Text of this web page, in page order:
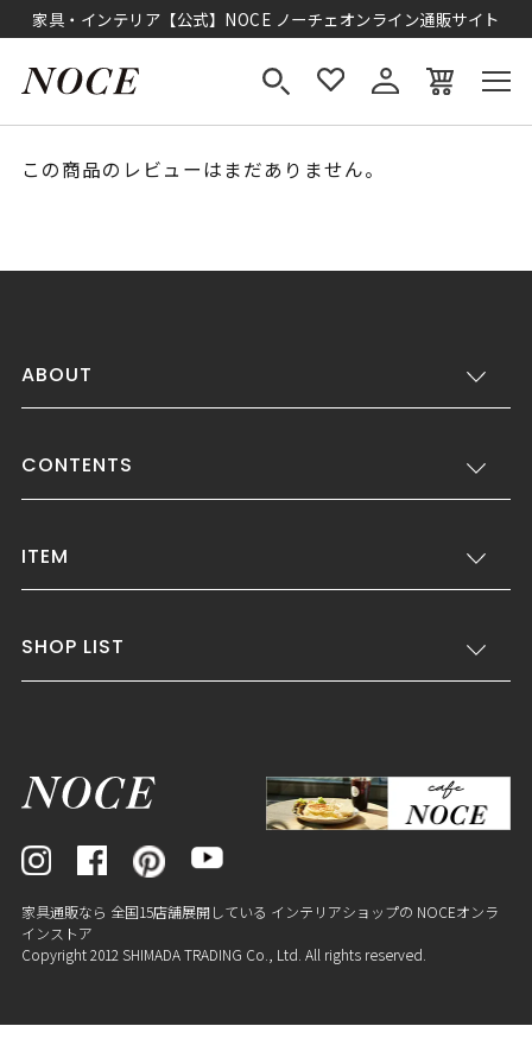
家具・インテリア【公式】NOCE ノーチェオンライン通販サイト
この商品のレビューはまだありません。
ABOUT
CONTENTS
ITEM
SHOP LIST
家具通販なら 全国15店舗展開している インテリアショップの NOCEオンラ
インストア
Copyright 2012 SHIMADA TRADING Co., Ltd. All rights reserved.